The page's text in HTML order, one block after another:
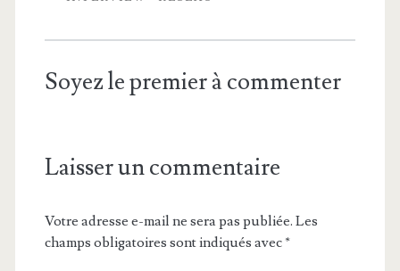
Soyez le premier à commenter
Laisser un commentaire
Votre adresse e-mail ne sera pas publiée. Les
champs obligatoires sont indiqués avec*